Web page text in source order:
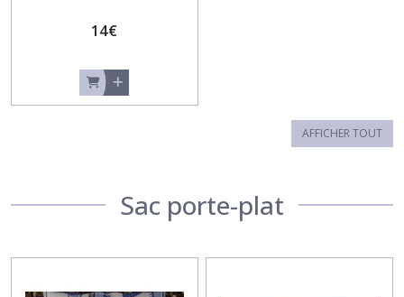
14€
AFFICHER TOUT
Sac porte-plat